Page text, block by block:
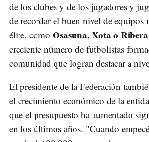
de los clubes y de los jugadores y
de recordar el buen nivel de equipos
élite, como Osasuna, Xota o
creciente número de futbolistas
comunidad que logran destacar a
El presidente de la Federación
el crecimiento económico de la
que el presupuesto ha aumentado
en los últimos años. "Cuando